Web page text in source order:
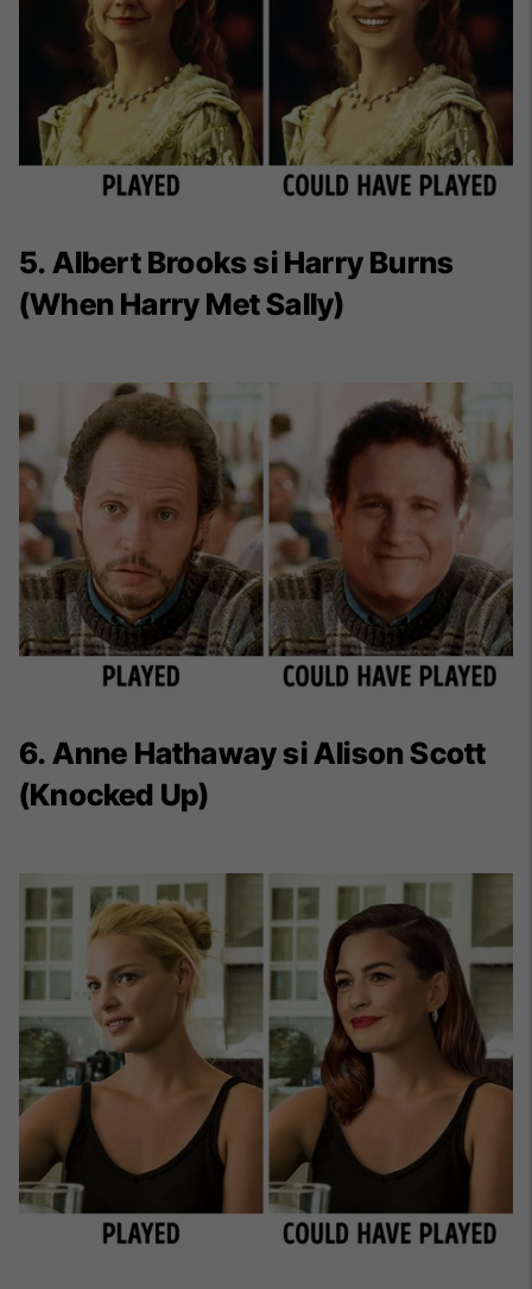
5. Albert Brooks si Harry Burns
(When Harry Met Sally)
6. Anne Hathaway si Alison Scott
(Knocked Up)